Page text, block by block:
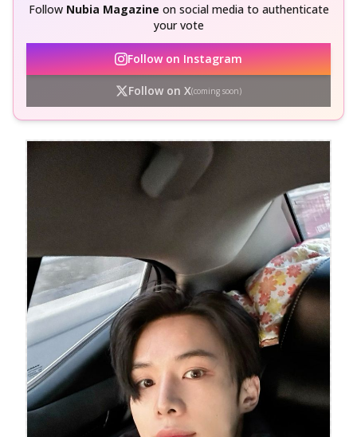
Follow Nubia Magazine on social media to authenticate
your vote
Follow on Instagram
Follow on X(coming soon)